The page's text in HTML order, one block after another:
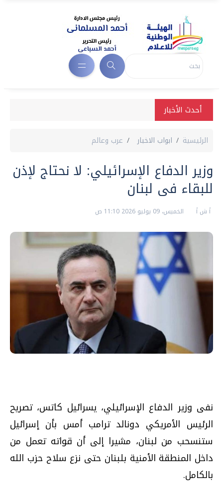
أحدث الأخبار
الرئيسية ابواب الاخبار عرب وعالم
وزير الدفاع الإسرائيلي: لا نحتاج لإذن
للبقاء فى لبنان
أ ش أ الخميس، 09 يوليو 2026 11:10 ص
نفى وزير الدفاع الإسرائيلي، يسرائيل كاتس، تصريح
الرئيس الأمريكي دونالد ترامب أمس بأن إسرائيل
ستنسحب من لبنان، مشيرا إلى أن قواته تعمل من
داخل المنطقة الأمنية بلبنان حتى نزع سلاح حزب الله
بالكامل.